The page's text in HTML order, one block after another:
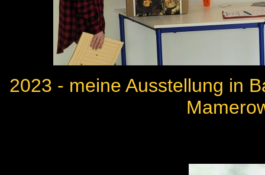
2023 - meine Ausstellung in